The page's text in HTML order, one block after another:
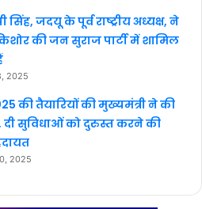
सिंह, जदयू के पूर्व राष्ट्रीय अध्यक्ष, ने
की जन सुराज पार्टी में शामिल
2025
की तैयारियों की मुख्यमंत्री ने की
दी सुविधाओं को दुरुस्त करने की
2025